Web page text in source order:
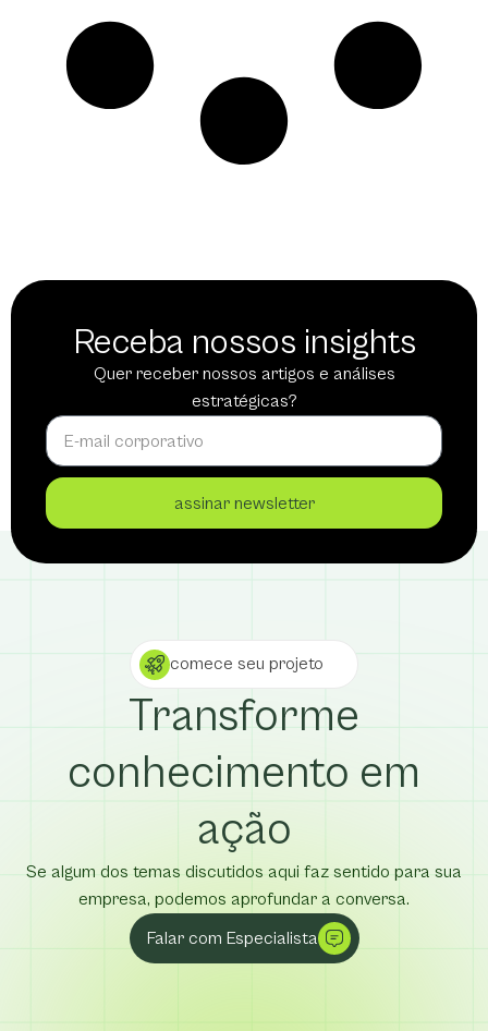
Receba nossos insights
Quer receber nossos artigos e análises
estratégicas?
assinar newsletter
comece seu projeto
Transforme
conhecimento em
ação
Se algum dos temas discutidos aqui faz sentido para sua
empresa, podemos aprofundar a conversa.
Falar com Especialista